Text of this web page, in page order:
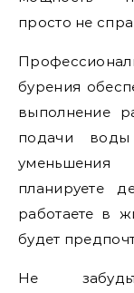
просто не
бурения
выполнение
подачи
планируете
работаете в
будет
Не